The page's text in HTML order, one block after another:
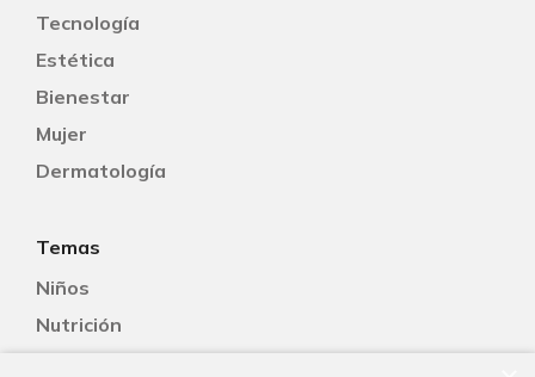
Tecnología
Estética
Bienestar
Mujer
Dermatología
Temas
Niños
Nutrición